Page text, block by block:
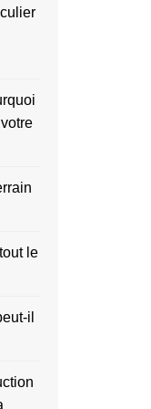
le
il